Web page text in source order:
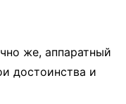
же, аппаратный
достоинства и